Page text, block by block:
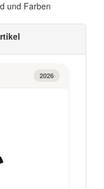
und Farben
2026